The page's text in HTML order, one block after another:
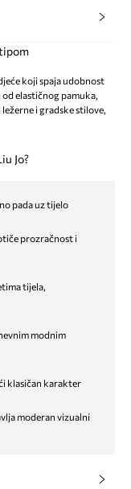
koji spaja udobnost
elastičnog pamuka,
i gradske stilove,
Jo?
pada uz tijelo
prozračnost i
tijela,
modnim
klasičan karakter
moderan vizualni